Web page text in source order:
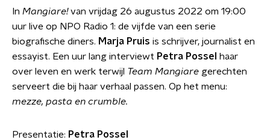
In Mangiare!van vrijdag 26 augustus 2022 om 19:00
uur live op NPO Radio 1: de vijfde van een serie
biografische diners. Marja Pruis is schrijver, journalist en
essayist. Een uur lang interviewt Petra Possel
haar
over leven en werk terwijl Team Mangiare gerechten
serveert die bij haar verhaal passen. Op het menu:
mezze, pasta en crumble.
Presentatie: Petra Possel